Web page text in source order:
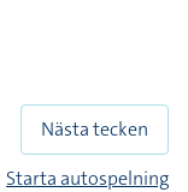
Nästa tecken
Starta autospelning